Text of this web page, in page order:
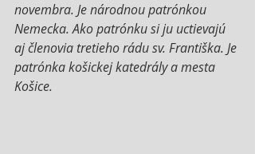
novembra. Je národnou patrónkou
Nemecka. Ako patrónku si ju uctievajú
aj členovia tretieho rádu sv. Františka. Je
patrónka košickej katedrály a mesta
Košice.